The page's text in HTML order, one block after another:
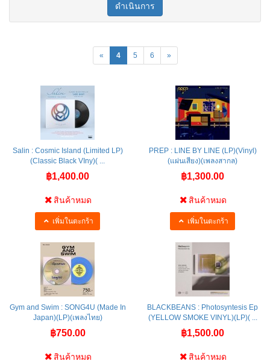
ดำเนินการ
« 4 5 6 »
Salin : Cosmic Island (Limited LP)
(Classic Black VIny)( ...
฿1,400.00
สินค้าหมด
เพิ่มในตะกร้า
PREP : LINE BY LINE (LP)(Vinyl)
(แผ่นเสียง)(เพลงสากล)
฿1,300.00
สินค้าหมด
เพิ่มในตะกร้า
Gym and Swim : SONG4U (Made In
Japan)(LP)(เพลงไทย)
฿750.00
สินค้าหมด
BLACKBEANS : Photosyntesis Ep
(YELLOW SMOKE VINYL)(LP)( ...
฿1,500.00
สินค้าหมด